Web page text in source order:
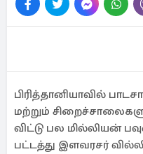
பிரித்தானியாவில்
மற்றும்
விட்டு பல மில்லியன்
பட்டத்து இளவரசர்